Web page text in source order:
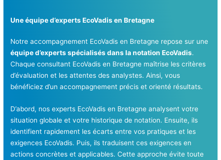
Une équipe d’experts EcoVadis en Bretagne
Notre accompagnement EcoVadis en Bretagne repose sur une
équipe d’experts spécialisés dans la notation EcoVadis.
Chaque consultant EcoVadis en Bretagne maîtrise les critères
d’évaluation et les attentes des analystes. Ainsi, vous
bénéficiez d’un accompagnement précis et orienté résultats.
D’abord, nos experts EcoVadis en Bretagne analysent votre
situation globale et votre historique de notation. Ensuite, ils
identifient rapidement les écarts entre vos pratiques et les
exigences EcoVadis. Puis, ils traduisent ces exigences en
actions concrètes et applicables. Cette approche évite toute